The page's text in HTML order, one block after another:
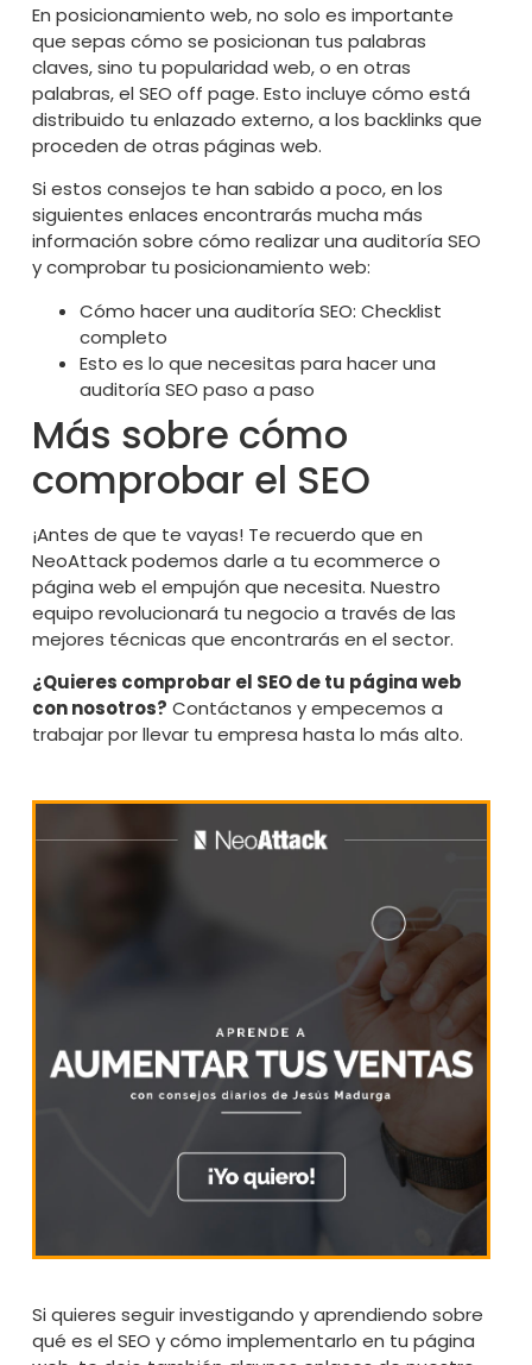
En posicionamiento web, no solo es importante
que sepas cómo se posicionan tus palabras
claves, sino tu popularidad web, o en otras
palabras, el SEO off page. Esto incluye cómo está
distribuido tu enlazado externo, a los backlinks que
proceden de otras páginas web.
Si estos consejos te han sabido a poco, en los
siguientes enlaces encontrarás mucha más
información sobre cómo realizar una auditoría SEO
y comprobar tu posicionamiento web:
Cómo hacer una auditoría SEO: Checklist
completo
Esto es lo que necesitas para hacer una
auditoría SEO paso a paso
Más sobre cómo
comprobar el SEO
¡Antes de que te vayas! Te recuerdo que en
NeoAttack podemos darle a tu ecommerce o
página web el empujón que necesita. Nuestro
equipo revolucionará tu negocio a través de las
mejores técnicas que encontrarás en el sector.
¿Quieres comprobar el SEO de tu página web
con nosotros? Contáctanos y empecemos a
trabajar por llevar tu empresa hasta lo más alto.
Si quieres seguir investigando y aprendiendo sobre
qué es el SEO y cómo implementarlo en tu página